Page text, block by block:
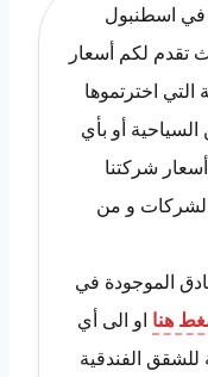
اسطنبول
تقدم لكم أسعار
التي اخترتموها
أو بأي
شركتنا
و من
الموجودة في
هنا او الى أي
للشقق الفندقية